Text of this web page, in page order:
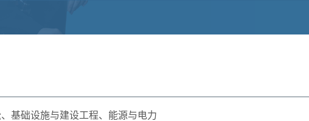
基础设施与建设工程、能源与电力